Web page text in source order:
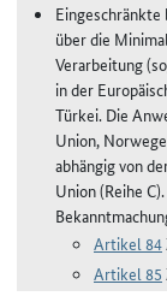
über die
Verarbeitung
in der
Türkei. Die
Union,
abhängig von
Union (Reihe
Artikel 84
Artikel 85